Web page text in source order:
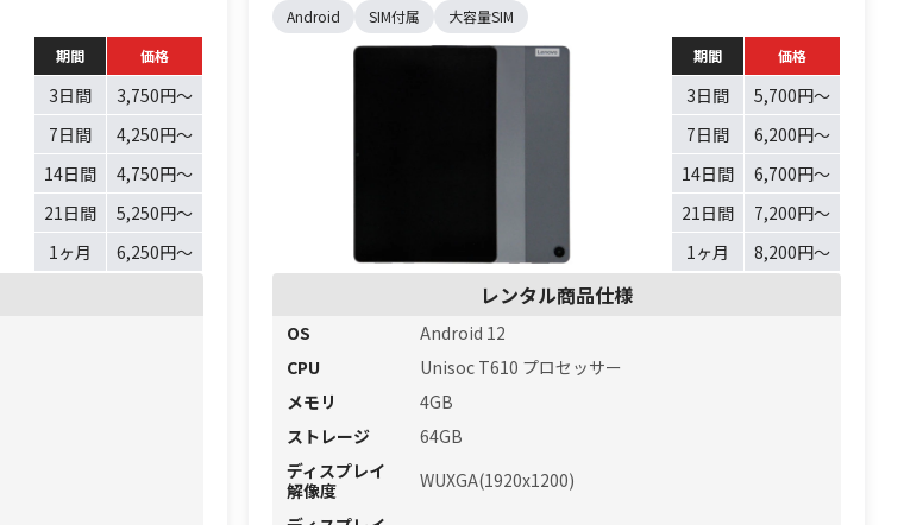
期間
価格
3日間
3,750円〜
7日間
4,250円〜
14日間
4,750円〜
21日間
5,250円〜
1ヶ月
6,250円〜
Android SIM付属
大容量SIM
期間
価格
3日間
5,700円〜
7日間
6,200円〜
14日間
6,700円〜
21日間
7,200円〜
1ヶ月
8,200円〜
レンタル商品仕様
OS
Android 12
CPU
Unisoc T610 プロセッサー
メモリ
4GB
ストレージ
64GB
ディスプレイ
解像度
WUXGA(1920x1200)